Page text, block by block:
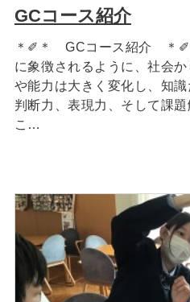
GCコース紹介
＊✐＊ GCコース紹介 ＊✐
に象徴されるように、社会
や能力は大きく変化し、知
判断力、表現力、そして課
こ…